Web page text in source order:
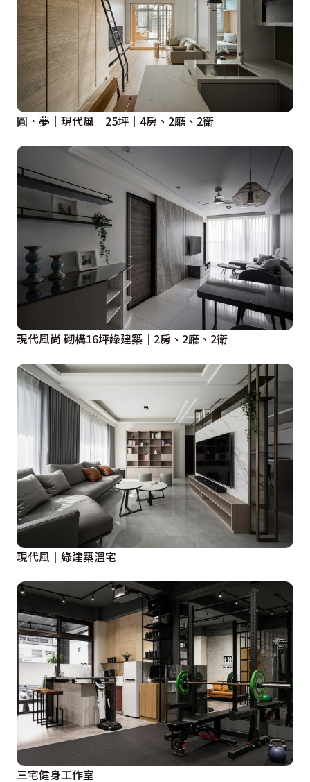
圓．夢｜現代風｜25坪｜4房、2廳、2衛
現代風尚 砌構16坪綠建築｜2房、2廳、2衛
現代風│綠建築溫宅
三宅健身工作室